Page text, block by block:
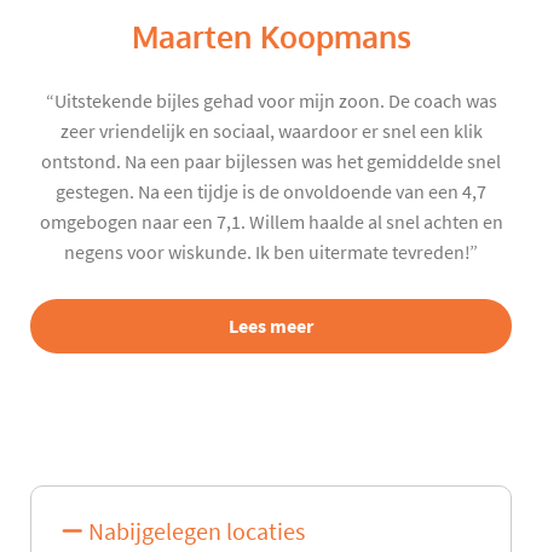
Maarten Koopmans
“Uitstekende bijles gehad voor mijn zoon. De coach was
zeer vriendelijk en sociaal, waardoor er snel een klik
ontstond. Na een paar bijlessen was het gemiddelde snel
gestegen. Na een tijdje is de onvoldoende van een 4,7
omgebogen naar een 7,1. Willem haalde al snel achten en
negens voor wiskunde. Ik ben uitermate tevreden!”
Lees meer
Nabijgelegen locaties